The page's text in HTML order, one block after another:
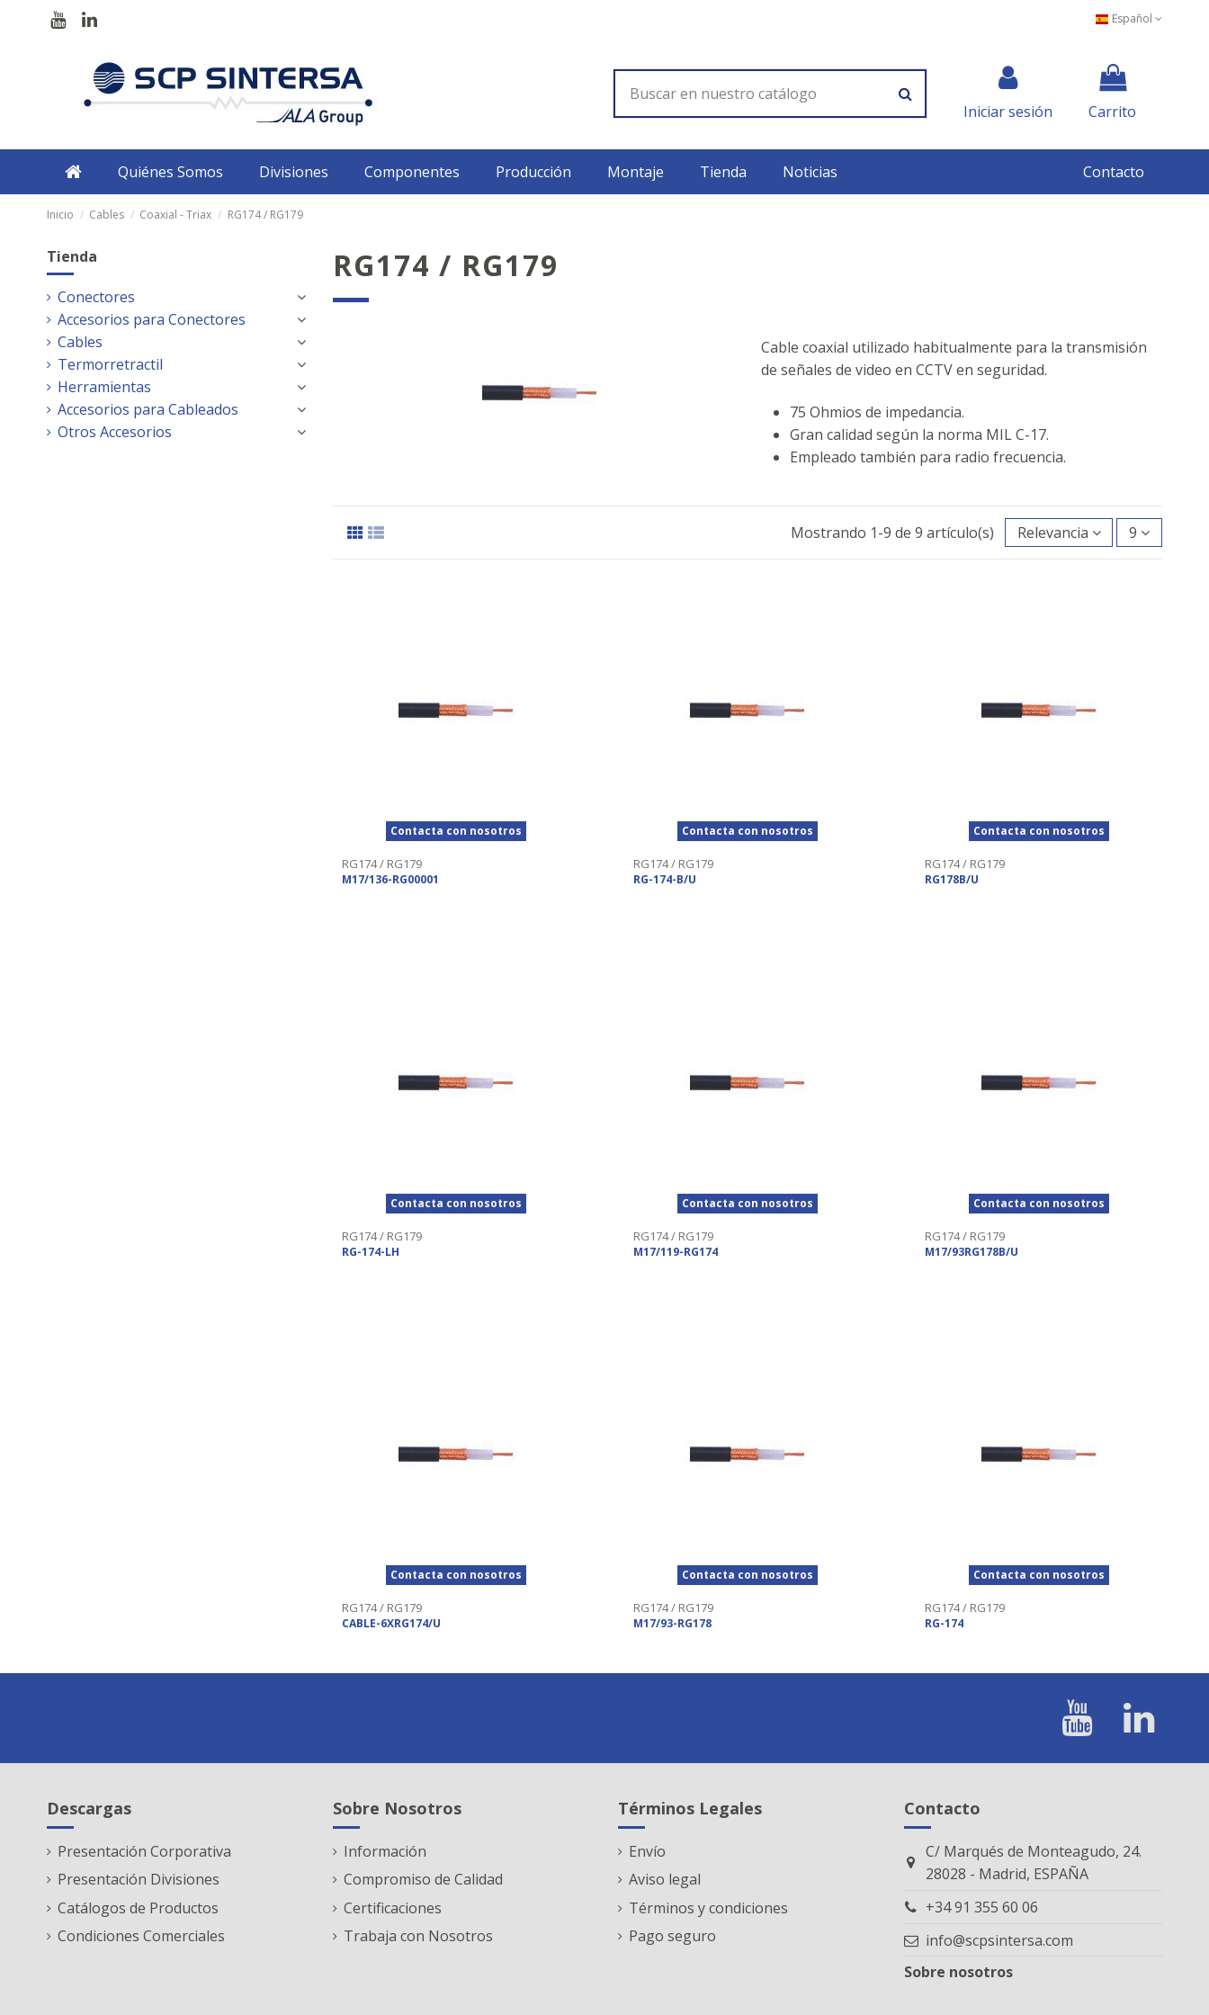
Español
Iniciar sesión Carrito
Quiénes Somos Divisiones Componentes Producción Montaje Tienda Noticias Contacto
Inicio Cables Coaxial - Triax RG174 / RG179
RG174 / RG179
Cable coaxial utilizado habitualmente para la transmisión
de señales de video en CCTV en seguridad.
75 Ohmios de impedancia.
Gran calidad según la norma MIL C-17.
Empleado también para radio frecuencia.
Mostrando 1-9 de 9 artículo(s) Relevancia 9
Contacta con nosotros
RG174 / RG179
M17/136-RG00001
Contacta con nosotros
RG174 / RG179
RG-174-B/U
Contacta con nosotros
RG174 / RG179
RG178B/U
Contacta con nosotros
RG174 / RG179
RG-174-LH
Contacta con nosotros
RG174 / RG179
M17/119-RG174
Contacta con nosotros
RG174 / RG179
M17/93RG178B/U
Contacta con nosotros
RG174 / RG179
CABLE-6XRG174/U
Contacta con nosotros
RG174 / RG179
M17/93-RG178
Contacta con nosotros
RG174 / RG179
RG-174
Tienda
Conectores
Accesorios para Conectores
Cables
Termorretractil
Herramientas
Accesorios para Cableados
Otros Accesorios
Descargas
Presentación Corporativa
Presentación Divisiones
Catálogos de Productos
Condiciones Comerciales
Sobre Nosotros
Información
Compromiso de Calidad
Certificaciones
Trabaja con Nosotros
Términos Legales
Envío
Aviso legal
Términos y condiciones
Pago seguro
Contacto
C/ Marqués de Monteagudo, 24.
28028 - Madrid, ESPAÑA
+34 91 355 60 06
info@scpsintersa.com
Sobre nosotros